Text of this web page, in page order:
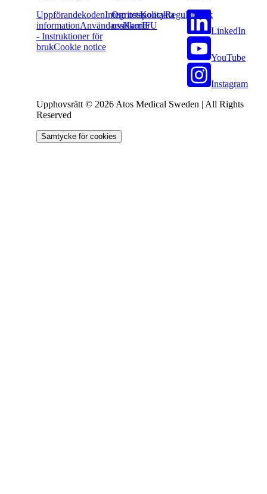
UppförandekodenIntegritetspolicyRegulatorisk
informationAnvändarvillkorIFU
- Instruktioner för
brukCookie notice
Om ossKontakta
ossKarriär
LinkedIn
YouTube
Instagram
Upphovsrätt © 2026 Atos Medical Sweden | All Rights
Reserved
Samtycke för cookies